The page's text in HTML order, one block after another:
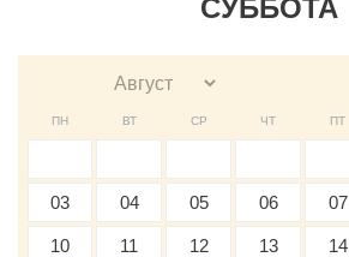
СУББОТА
ПН ВТ СР ЧТ ПТ
03 04 05 06 07
10 11 12 13 14